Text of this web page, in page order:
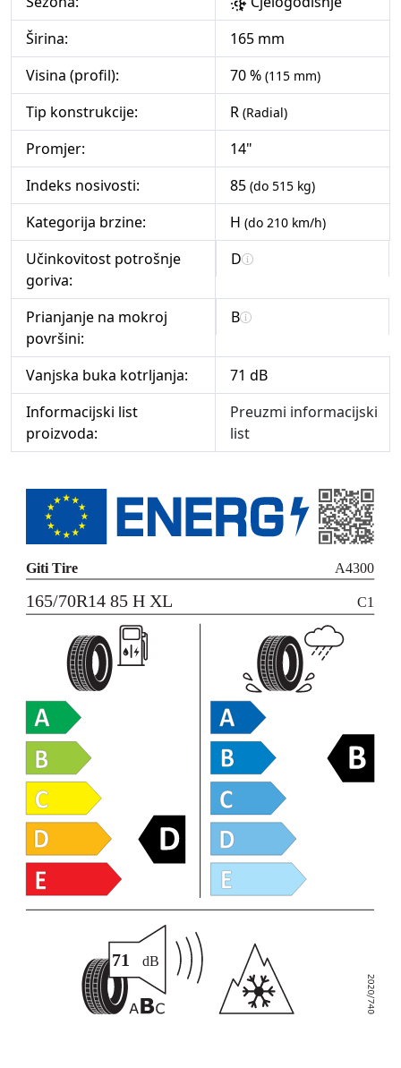
Širina:
165 mm
Visina (profil):
70 % (115 mm)
Tip konstrukcije: R (Radial)
Promjer:
14"
Indeks nosivosti:
85 (do 515 kg)
Kategorija brzine: H (do 210 km/h)
Učinkovitost potrošnje
goriva:
D
Prianjanje na mokroj
površini:
B
Vanjska buka kotrljanja:
71 dB
Informacijski list
proizvoda:
Preuzmi informacijski
list